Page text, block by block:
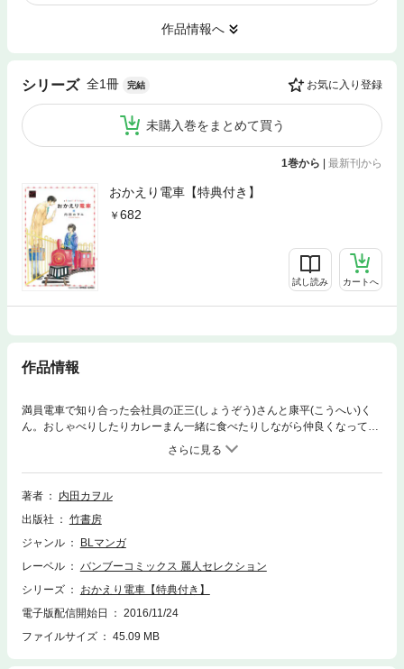
作品情報へ
シリーズ 全1冊 完結 お気に入り登録
未購入巻をまとめて買う
1巻から | 最新刊から
おかえり電車【特典付き】
682
試し読み カートへ
作品情報
満員電車で知り合った会社員の正三(しょうぞう)さんと康平(こうへい)く
ん。おしゃべりしたりカレーまん一緒に食べたりしながら仲良くなってい
ったけど、突然、康平くんから告白されちゃった! ビックリした正三さん
は、とまどいつつも「恋人ごっこ」を始めることに。でも、仔猫のように
可愛いと思っていたのに、いつの間にやら別の気持ちが湧いてきて…!?お
っきい人とちっちゃい人の、ほのぼのプラットニック・ラブ作品集▼収録
ンションプリーツ・誰にも遠慮はいりません・つなげてみました★単行本
カバー下イラスト収録★【描き下ろしの特約店限定ペーパーが収録されて
著者
内田カヲル
出版社
竹書房
ジャンル
BLマンガ
レーベル
バンブーコミックス 麗人セレクション
シリーズ
おかえり電車【特典付き】
電子版配信開始日
2016/11/24
ファイルサイズ
45.09 MB